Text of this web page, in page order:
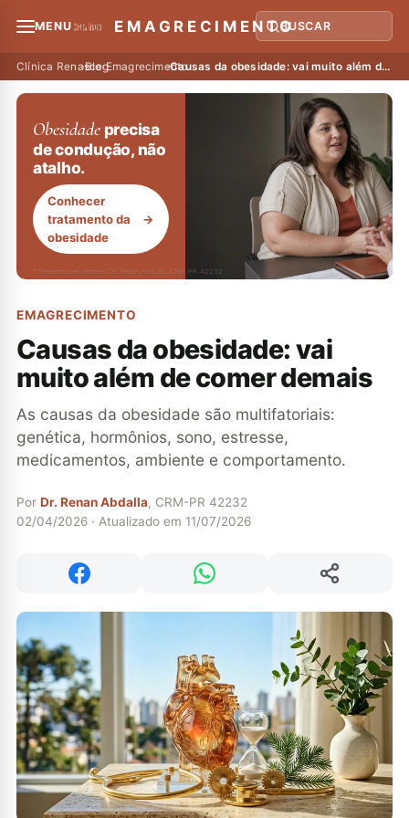
MENU EMAGRECIMENTOBUSCAR
Clínica Renasce
›Blog
›Emagrecimento
› Causas da obesidade: vai muito além de comer demais
Obesidadeprecisa
de condução, não
atalho.
Conhecer
tratamento da
obesidade
→
* Responsável técnico: Dr. Renan Abdalla, CRM-PR 42232
EMAGRECIMENTO
Causas da obesidade: vai
muito além de comer demais
As causas da obesidade são multifatoriais:
genética, hormônios, sono, estresse,
medicamentos, ambiente e comportamento.
Por Dr. Renan Abdalla, CRM-PR 42232
02/04/2026 · Atualizado em 11/07/2026
Compartilhar no FacebookCompartilhar no WhatsApp
Compartilhar